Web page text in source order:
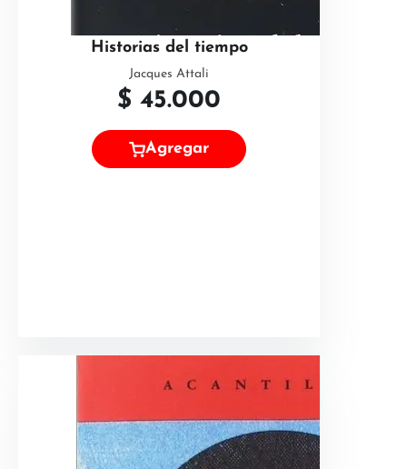
Historias del tiempo
Jacques Attali
$ 45.000
Agregar